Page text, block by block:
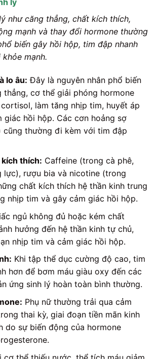
như căng thẳng, chất kích thích,
mạnh và thay đổi hormone thường
biến gây hồi hộp, tim đập nhanh
mạnh.
lo âu: Đây là nguyên nhân phổ biến
thẳng, cơ thể giải phóng hormone
làm tăng nhịp tim, huyết áp
giác hồi hộp. Các cơn hoảng sợ
cũng thường đi kèm với tim đập
thích: Caffeine (trong cà phê,
lực), rượu bia và nicotine (trong
chất kích thích hệ thần kinh trung
nhịp tim và gây cảm giác hồi hộp.
ngủ không đủ hoặc kém chất
hưởng đến hệ thần kinh tự chủ,
nhịp tim và cảm giác hồi hộp.
Khi tập thể dục cường độ cao, tim
hơn để bơm máu giàu oxy đến các
ứng sinh lý hoàn toàn bình thường.
Phụ nữ thường trải qua cảm
thai kỳ, giai đoạn tiền mãn kinh
do sự biến động của hormone